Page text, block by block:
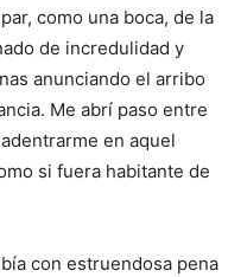
como una boca, de la
de incredulidad y
anunciando el arribo
Me abrí paso entre
en aquel
si fuera habitante de
con estruendosa pena